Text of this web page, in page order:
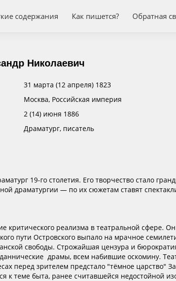
содержания Как пишется? Обратная
Николаевич
31 марта (12 апреля) 1823
Москва, Российская империя
2 (14) июня 1886
Драматург, писатель
19-го столетия. Его творчество стало
драматургии — по их сюжетам ставят
критического реализма в театральной сфере.
пути Островского выпало на мрачное
свободы. Строжайшая цензура и
драмы, всем набившие оскомину.
перед зрителем предстало "тёмное царство"
к теме быта, ранее считавшейся недостойной